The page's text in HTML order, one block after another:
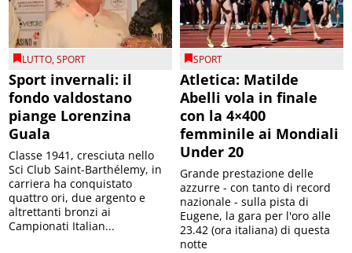
LUTTO,SPORT
Sport invernali: il
fondo valdostano
piange Lorenzina
Guala
Classe 1941, cresciuta nello
Sci Club Saint-Barthélemy, in
carriera ha conquistato
quattro ori, due argento e
altrettanti bronzi ai
Campionati Italian...
SPORT
Atletica: Matilde
Abelli vola in finale
con la 4×400
femminile ai Mondiali
Under 20
Grande prestazione delle
azzurre - con tanto di record
nazionale - sulla pista di
Eugene, la gara per l'oro alle
23.42 (ora italiana) di questa
notte